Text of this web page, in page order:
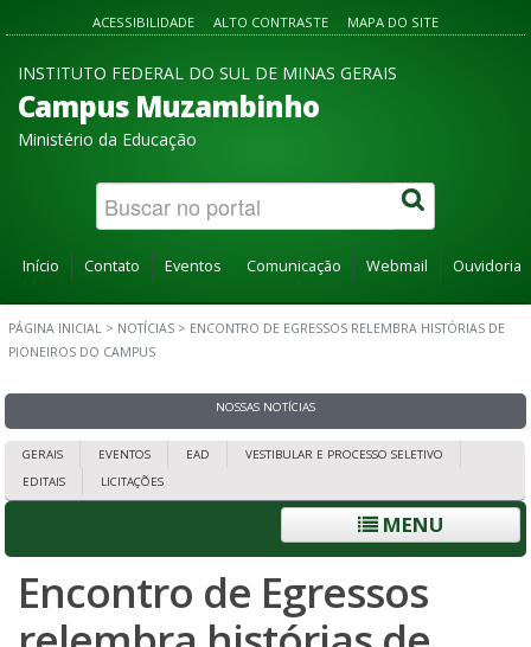
ACESSIBILIDADE ALTO CONTRASTE MAPA DO SITE
INSTITUTO FEDERAL DO SUL DE MINAS GERAIS
Campus Muzambinho
Ministério da Educação
Início Contato Eventos Comunicação Webmail Ouvidoria
PÁGINA INICIAL > NOTÍCIAS > ENCONTRO DE EGRESSOS RELEMBRA HISTÓRIAS DE
PIONEIROS DO CAMPUS
NOSSAS NOTÍCIAS
GERAIS EVENTOS EAD
VESTIBULAR E PROCESSO SELETIVO
EDITAIS
LICITAÇÕES
MENU
Encontro de Egressos